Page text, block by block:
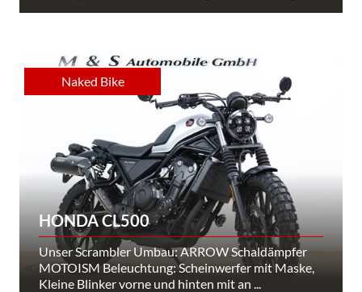
Naked Bike
HONDA CL500
Unser Scrambler Umbau: ARROW Schaldämpfer
MOTOISM Beleuchtung: Scheinwerfer mit Maske,
Kleine Blinker vorne und hinten mit an ...